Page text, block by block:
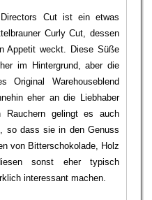
Directors Cut ist ein etwas
Curly Cut, dessen
Appetit weckt. Diese Süße
im Hintergrund, aber die
Original Warehouseblend
eher an die Liebhaber
Rauchern gelingt es auch
so dass sie in den Genuss
von Bitterschokolade, Holz
sonst eher typisch
interessant machen.